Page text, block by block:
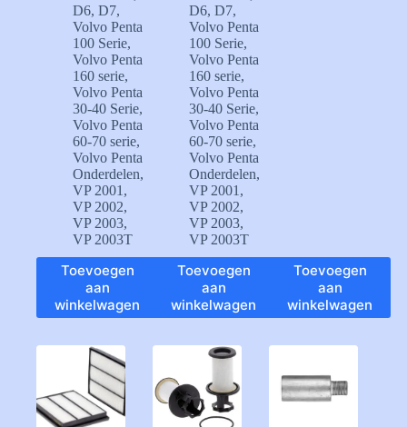
D6, D7,
Volvo Penta
100 Serie,
Volvo Penta
160 serie,
Volvo Penta
30-40 Serie,
Volvo Penta
60-70 serie,
Volvo Penta
Onderdelen,
VP 2001 ,
VP 2002,
VP 2003,
VP 2003T
Toevoegen
aan
winkelwagen
D6,D7,
Volvo Penta
100 Serie,
Volvo Penta
160 serie,
Volvo Penta
30-40 Serie,
Volvo Penta
60-70 serie,
Volvo Penta
Onderdelen,
VP 2001 ,
VP 2002,
VP 2003,
VP 2003T
Toevoegen
aan
winkelwagen
Toevoegen
aan
winkelwagen